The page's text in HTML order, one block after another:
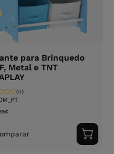
para Brinquedo
Metal e TNT
(0)
€
ao